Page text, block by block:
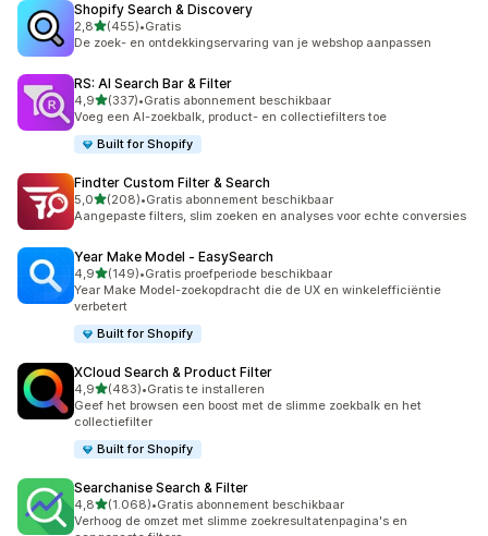
Shopify Search & Discovery
2,8van 5 sterren
(455)
455 recensies in totaal
•Gratis
De zoek- en ontdekkingservaring van je webshop aanpassen
RS: AI Search Bar & Filter
4,9van 5 sterren
(337)
337 recensies in totaal
•Gratis abonnement beschikbaar
Voeg een AI-zoekbalk, product- en collectiefilters toe
Built for Shopify
Findter Custom Filter & Search
5,0van 5 sterren
(208)
208 recensies in totaal
•Gratis abonnement beschikbaar
Aangepaste filters, slim zoeken en analyses voor echte conversies
Year Make Model ‑ EasySearch
4,9van 5 sterren
(149)
149 recensies in totaal
•Gratis proefperiode beschikbaar
Year Make Model-zoekopdracht die de UX en winkelefficiëntie
verbetert
Built for Shopify
XCloud Search & Product Filter
4,9van 5 sterren
(483)
483 recensies in totaal
•Gratis te installeren
Geef het browsen een boost met de slimme zoekbalk en het
collectiefilter
Built for Shopify
Searchanise Search & Filter
4,8van 5 sterren
(1.068)
1068 recensies in totaal
•Gratis abonnement beschikbaar
Verhoog de omzet met slimme zoekresultatenpagina's en